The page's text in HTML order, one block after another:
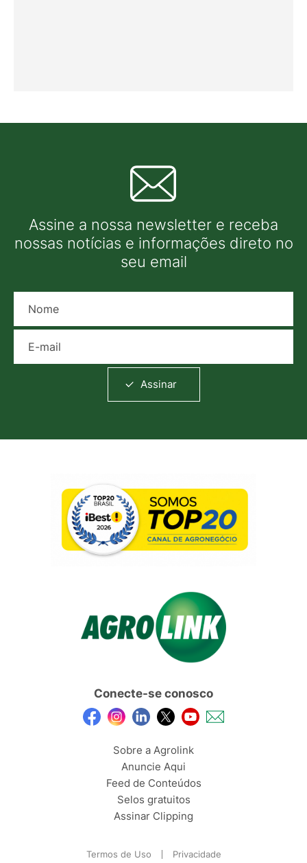
Assine a nossa newsletter e receba
nossas notícias e informações direto no
seu email
Assinar
Conecte-se conosco
Sobre a Agrolink
Anuncie Aqui
Feed de Conteúdos
Selos gratuitos
Assinar Clipping
Termos de Uso Privacidade